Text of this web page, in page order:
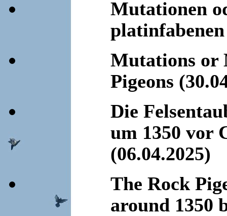
Mutationen
platinfabenen
Mutations or
Pigeons
Die
um 1350 vor
(06.04.2025)
The Rock
around 1350